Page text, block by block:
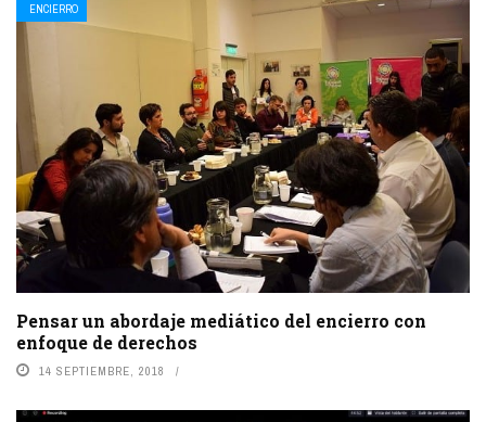
ENCIERRO
Pensar un abordaje mediático del encierro con
enfoque de derechos
14 SEPTIEMBRE, 2018